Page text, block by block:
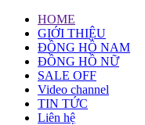
HOME
GIỚI THIỆU
ĐỒNG HỒ NAM
ĐỒNG HỒ NỮ
SALE OFF
Video channel
TIN TỨC
Liên hệ